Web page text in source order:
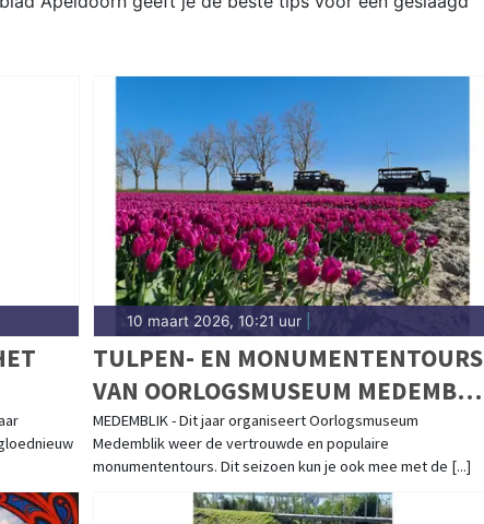
10 maart 2026, 10:21 uur|
TULPEN- EN MONUMENTENTOURS
VAN OORLOGSMUSEUM MEDEMBLIK
VAN START!
MEDEMBLIK - Dit jaar organiseert Oorlogsmuseum
Medemblik weer de vertrouwde en populaire
monumententours. Dit seizoen kun je ook mee met de [...]